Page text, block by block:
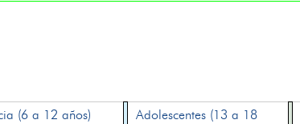
(6 a 12 años)
Adolescentes (13 a 18